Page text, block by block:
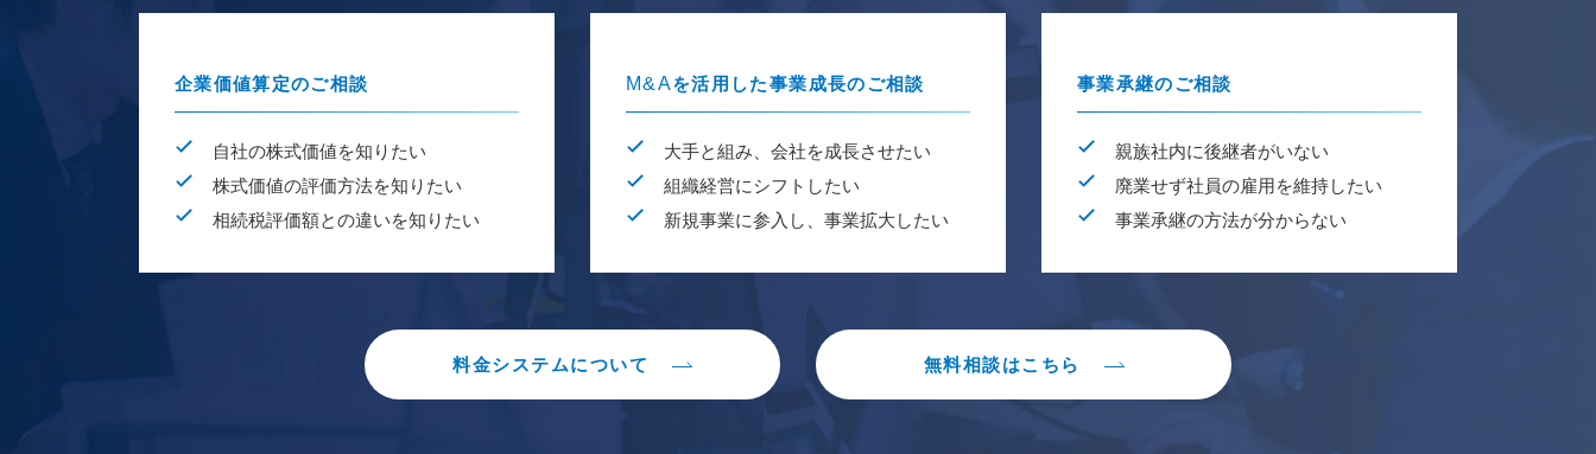
企業価値算定のご相談
自社の株式価値を知りたい
株式価値の評価方法を知りたい
相続税評価額との違いを知りたい
M&Aを活用した事業成長のご相談
大手と組み、会社を成長させたい
組織経営にシフトしたい
新規事業に参入し、事業拡大したい
事業承継のご相談
親族社内に後継者がいない
廃業せず社員の雇用を維持したい
事業承継の方法が分からない
料金システムについて 無料相談はこちら